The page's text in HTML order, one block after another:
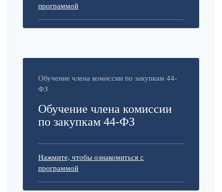
программой
Обучение члена комиссии по закупкам 44-
ФЗ
Обучение члена комиссии
по закупкам 44-ФЗ
Нажмите, чтобы ознакомиться с
программой